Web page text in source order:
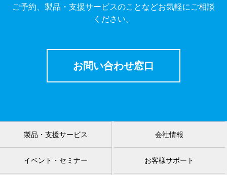
ご予約、製品・支援サービスのことなどお気軽にご相談
ください。
お問い合わせ窓口
製品・支援サービス 会社情報
イベント・セミナー お客様サポート